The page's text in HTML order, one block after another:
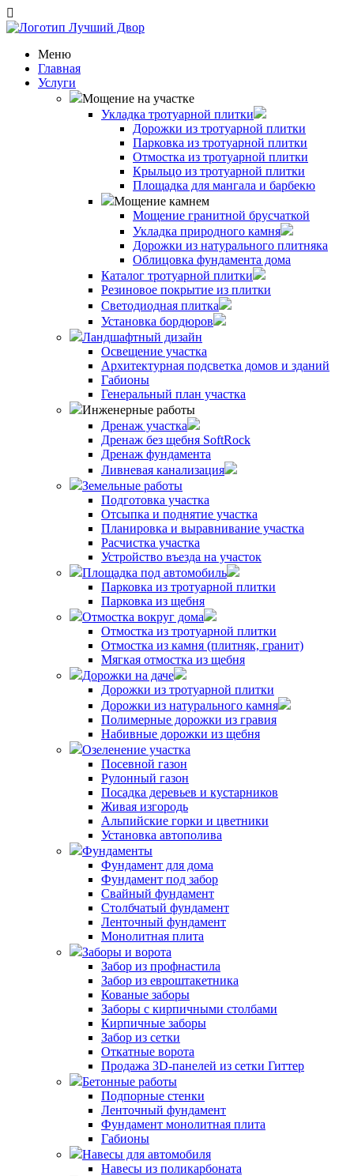
Меню
Главная
Услуги
Мощение на участке
Укладка тротуарной плитки
Дорожки из тротуарной плитки
Парковка из тротуарной плитки
Отмостка из тротуарной плитки
Крыльцо из тротуарной плитки
Площадка для мангала и барбекю
Мощение камнем
Мощение гранитной брусчаткой
Укладка природного камня
Дорожки из натурального плитняка
Облицовка фундамента дома
Каталог тротуарной плитки
Резиновое покрытие из плитки
Светодиодная плитка
Установка бордюров
Ландшафтный дизайн
Освещение участка
Архитектурная подсветка домов и зданий
Габионы
Генеральный план участка
Инженерные работы
Дренаж участка
Дренаж без щебня SoftRock
Дренаж фундамента
Ливневая канализация
Земельные работы
Подготовка участка
Отсыпка и поднятие участка
Планировка и выравнивание участка
Расчистка участка
Устройство въезда на участок
Площадка под автомобиль
Парковка из тротуарной плитки
Парковка из щебня
Отмостка вокруг дома
Отмостка из тротуарной плитки
Отмостка из камня (плитняк, гранит)
Мягкая отмостка из щебня
Дорожки на даче
Дорожки из тротуарной плитки
Дорожки из натурального камня
Полимерные дорожки из гравия
Набивные дорожки из щебня
Озеленение участка
Посевной газон
Рулонный газон
Посадка деревьев и кустарников
Живая изгородь
Альпийские горки и цветники
Установка автополива
Фундаменты
Фундамент для дома
Фундамент под забор
Свайный фундамент
Столбчатый фундамент
Ленточный фундамент
Монолитная плита
Заборы и ворота
Забор из профнастила
Забор из евроштакетника
Кованые заборы
Заборы с кирпичными столбами
Кирпичные заборы
Забор из сетки
Откатные ворота
Продажа 3D-панелей из сетки Гиттер
Бетонные работы
Подпорные стенки
Ленточный фундамент
Фундамент монолитная плита
Габионы
Навесы для автомобиля
Навесы из поликарбоната